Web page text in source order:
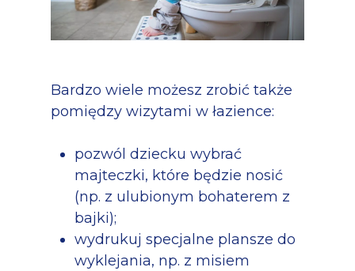
Bardzo wiele możesz zrobić także
pomiędzy wizytami w łazience:
pozwól dziecku wybrać
majteczki, które będzie nosić
(np. z ulubionym bohaterem z
bajki);
wydrukuj specjalne plansze do
wyklejania, np. z misiem